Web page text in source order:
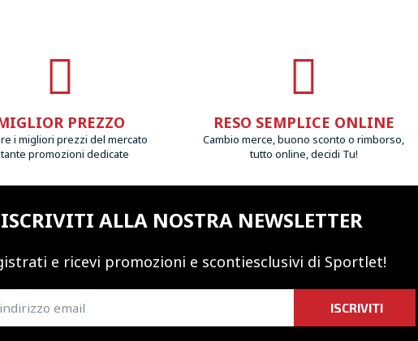
PREZZO
i migliori prezzi del mercato
promozioni dedicate
RESO SEMPLICE ONLINE
Cambio merce, buono sconto o rimborso,
tutto online, decidi Tu!
ISCRIVITI ALLA NOSTRA NEWSLETTER
e ricevi promozioni e scontiesclusivi di Sportlet!
ISCRIVITI